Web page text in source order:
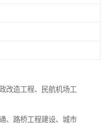
改造工程、民航机场工
、路桥工程建设、城市